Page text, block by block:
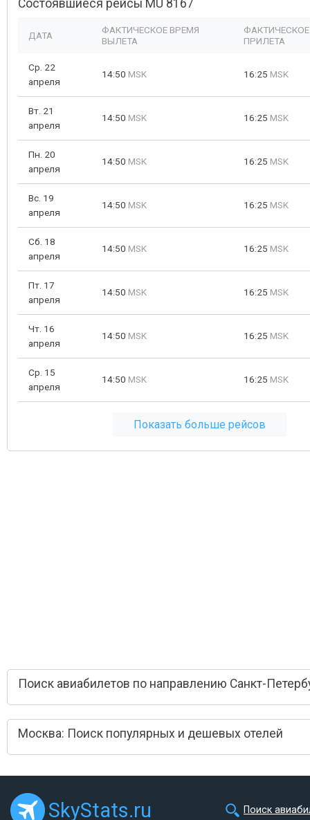
Состоявшиеся рейсы MU 8167
ДАТА
ФАКТИЧЕСКОЕ ВРЕМЯ
ВЫЛЕТА
ПРИЛЕТА
Ср. 22
апреля
14:50 MSK 16:25 MSK
Вт. 21
апреля
14:50 MSK 16:25 MSK
Пн. 20
апреля
14:50 MSK 16:25 MSK
Вс. 19
апреля
14:50 MSK 16:25 MSK
Сб. 18
апреля
14:50 MSK 16:25 MSK
Пт. 17
апреля
14:50 MSK 16:25 MSK
Чт. 16
апреля
14:50 MSK 16:25 MSK
Ср. 15
апреля
14:50 MSK 16:25 MSK
Показать больше рейсов
Поиск авиабилетов по направлению Санкт-
Москва: Поиск популярных и дешевых отелей
SkyStats.ru Поиск